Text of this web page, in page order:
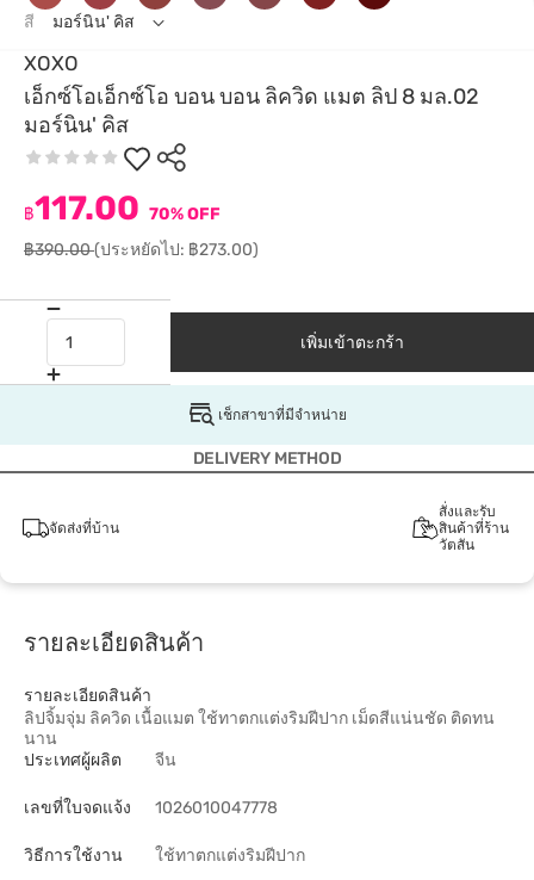
XOXO
เอ็กซ์โอเอ็กซ์โอ บอน บอน ลิควิด แมต ลิป 8 มล.02
มอร์นิน' คิส
฿117.00 70% OFF
฿390.00(ประหยัดไป: ฿273.00)
สี มอร์นิน' คิส
เพิ่มเข้าตะกร้า
เช็กสาขาที่มีจำหน่าย
DELIVERY METHOD
จัดส่งที่บ้าน
สั่งและรับ
สินค้าที่ร้าน
วัตสัน
รายละเอียดสินค้า
รายละเอียดสินค้า
ลิปจิ้มจุ่ม ลิควิด เนื้อแมต ใช้ทาตกแต่งริมฝีปาก เม็ดสีแน่นชัด ติดทน
นาน
ประเทศผู้ผลิต
จีน
เลขที่ใบจดแจ้ง 1026010047778
วิธีการใช้งาน ใช้ทาตกแต่งริมฝีปาก